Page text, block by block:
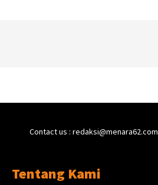
Contact us : redaksi@menara62.com
Tentang Kami